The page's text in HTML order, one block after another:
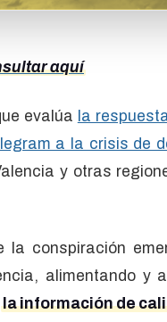
aquí
evalúa la
a la crisis de
y otras
conspiración
alimentando y
la información de